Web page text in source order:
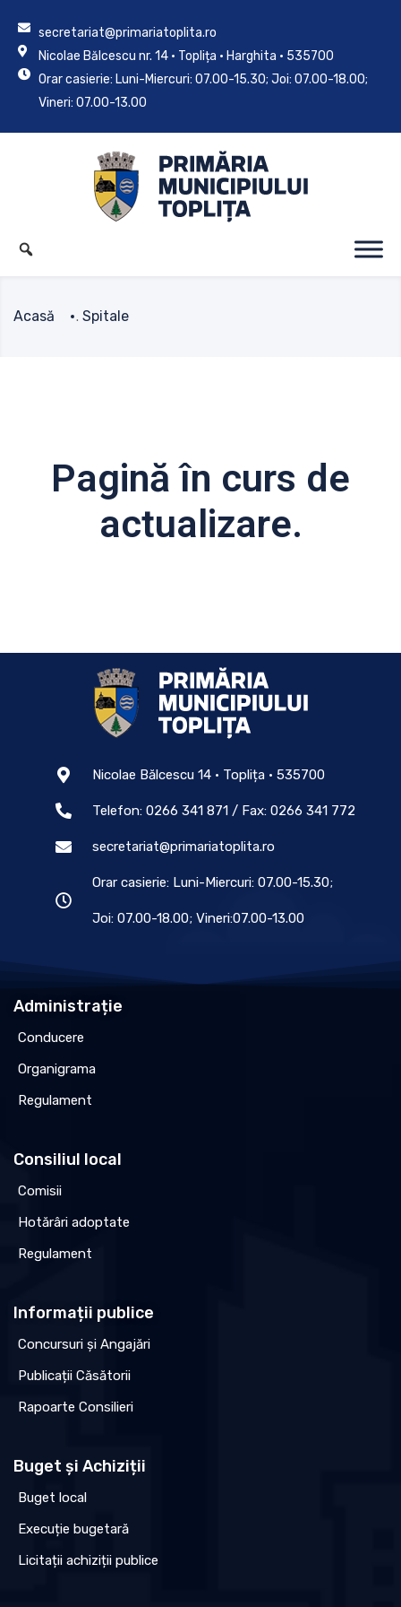
secretariat@primariatoplita.ro
Nicolae Bălcescu nr. 14 • Toplița • Harghita • 535700
Orar casierie: Luni-Miercuri: 07.00-15.30; Joi: 07.00-18.00;
Vineri: 07.00-13.00
Acasă . Spitale
Pagină în curs de
actualizare.
Nicolae Bălcescu 14 • Toplița • 535700
Telefon: 0266 341 871 / Fax: 0266 341 772
secretariat@primariatoplita.ro
Orar casierie: Luni-Miercuri: 07.00-15.30;
Joi: 07.00-18.00; Vineri:07.00-13.00
Administrație
Conducere
Organigrama
Regulament
Consiliul local
Comisii
Hotărâri adoptate
Regulament
Informații publice
Concursuri și Angajări
Publicații Căsătorii
Rapoarte Consilieri
Buget și Achiziții
Buget local
Execuție bugetară
Licitații achiziții publice